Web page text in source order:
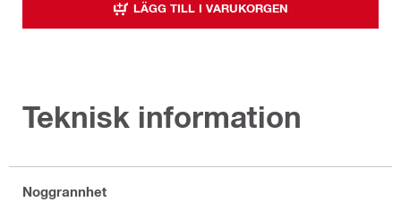
LÄGG TILL I VARUKORGEN
Teknisk information
Noggrannhet